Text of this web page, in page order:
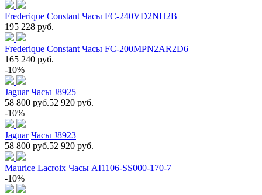
Frederique Constant Часы FC-240VD2NH2B
195 228 руб.
Frederique Constant Часы FC-200MPN2AR2D6
165 240 руб.
-10%
Jaguar Часы J8925
58 800 руб.52 920 руб.
-10%
Jaguar Часы J8923
58 800 руб.52 920 руб.
Maurice Lacroix Часы AI1106-SS000-170-7
-10%